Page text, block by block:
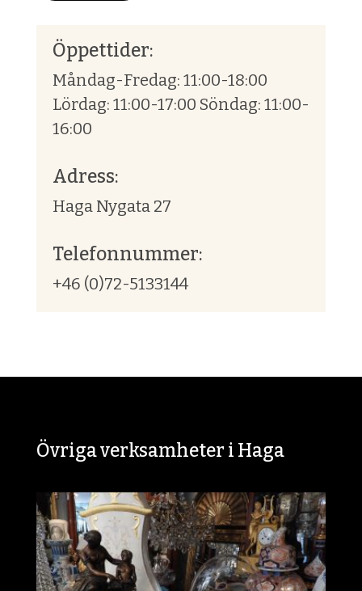
Öppettider:
Måndag-Fredag: 11:00-18:00
Lördag: 11:00-17:00 Söndag: 11:00-
16:00
Adress:
Haga Nygata 27
Telefonnummer:
+46 (0)72-5133144
Övriga verksamheter i Haga